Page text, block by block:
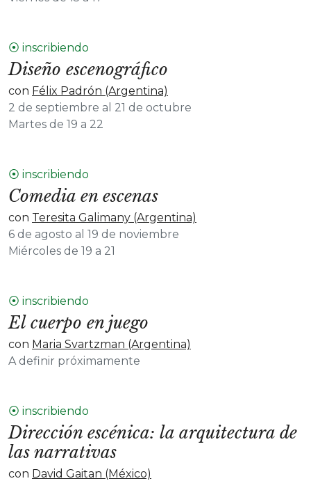
⦿ inscribiendo
Diseño escenográfico
con Félix Padrón (Argentina)
2 de septiembre al 21 de octubre
Martes de 19 a 22
⦿ inscribiendo
Comedia en escenas
con Teresita Galimany (Argentina)
6 de agosto al 19 de noviembre
Miércoles de 19 a 21
⦿ inscribiendo
El cuerpo en juego
con Maria Svartzman (Argentina)
A definir próximamente
⦿ inscribiendo
Dirección escénica: la arquitectura de
las narrativas
con David Gaitan (México)